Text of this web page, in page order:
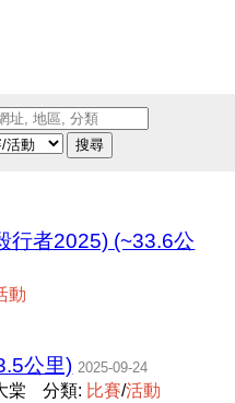
搜尋
行者2025) (~33.6公
動
公里) 2025-09-24
棠 分類: 比賽/活動